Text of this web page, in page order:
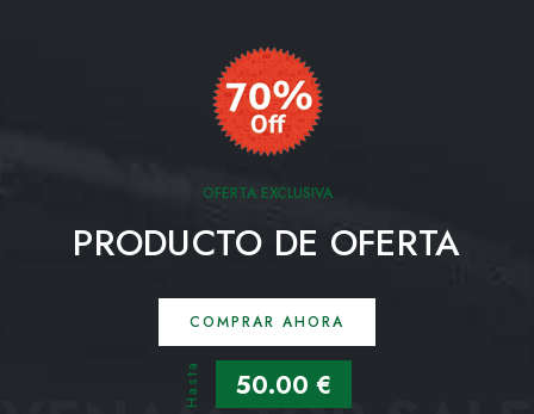
OFERTA EXCLUSIVA
PRODUCTO DE OFERTA
COMPRAR AHORA
Hasta 50.00 €